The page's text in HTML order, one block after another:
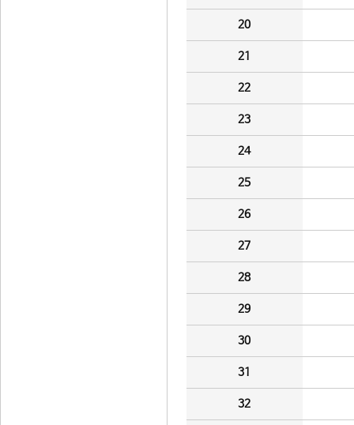
20
21
22
23
24
25
26
27
28
29
30
31
32